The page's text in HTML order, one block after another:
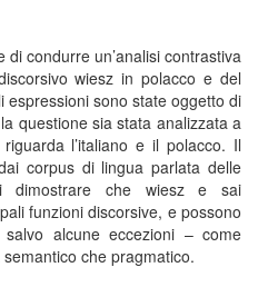
condurre un’analisi contrastiva
wiesz in polacco e del
espressioni sono state oggetto di
questione sia stata analizzata a
l’italiano e il polacco. Il
corpus di lingua parlata delle
dimostrare che wiesz e sai
funzioni discorsive, e possono
alcune eccezioni – come
che pragmatico.